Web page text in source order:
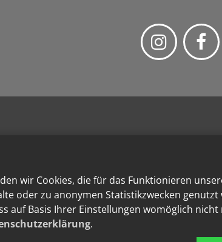
wir Cookies, die für das Funktionieren
oder zu anonymen Statistikzwecken
auf Basis Ihrer Einstellungen womöglich
.